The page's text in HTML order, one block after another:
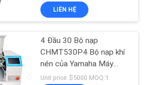
Reflow
LIÊN HỆ
4 Đầu 30 Bộ nạp
CHMT530P4 Bộ nạp khí
nén của Yamaha Máy
chọn và đặt mặt bàn
Unit price: $5000 MOQ:1